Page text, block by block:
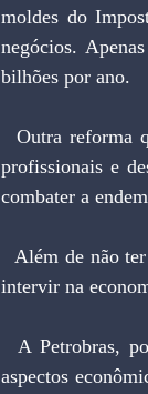
moldes do
negócios.
bilhões por ano.
profissionais e
combater a
intervir na
  A Petrobras, por exemplo, foi fragilizada por decisões tomadas nos gabinetes políticos, com os
aspectos